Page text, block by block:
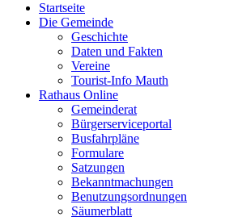
Startseite
Die Gemeinde
Geschichte
Daten und Fakten
Vereine
Tourist-Info Mauth
Rathaus Online
Gemeinderat
Bürgerserviceportal
Busfahrpläne
Formulare
Satzungen
Bekanntmachungen
Benutzungsordnungen
Säumerblatt